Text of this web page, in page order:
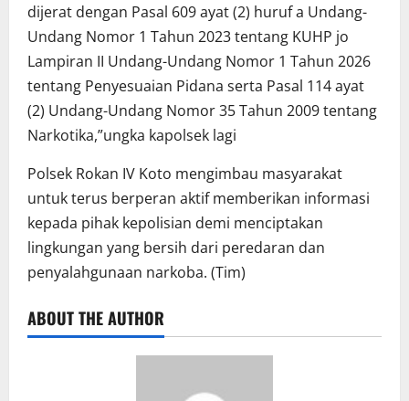
dijerat dengan Pasal 609 ayat (2) huruf a Undang-
Undang Nomor 1 Tahun 2023 tentang KUHP jo
Lampiran II Undang-Undang Nomor 1 Tahun 2026
tentang Penyesuaian Pidana serta Pasal 114 ayat
(2) Undang-Undang Nomor 35 Tahun 2009 tentang
Narkotika,”ungka kapolsek lagi
Polsek Rokan IV Koto mengimbau masyarakat
untuk terus berperan aktif memberikan informasi
kepada pihak kepolisian demi menciptakan
lingkungan yang bersih dari peredaran dan
penyalahgunaan narkoba. (Tim)
ABOUT THE AUTHOR